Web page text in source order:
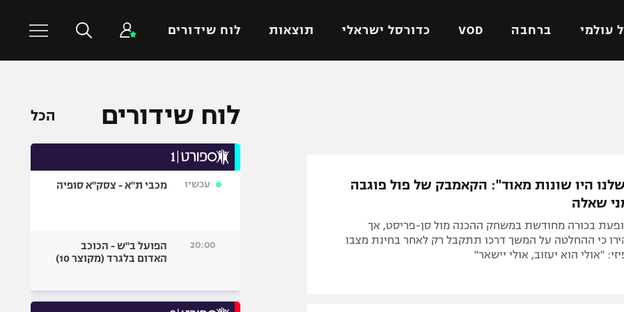
עולמי ברחבה VOD כדורסל ישראלי תוצאות לוח שידורים
ישראל
ליגה איטלקית
ליגה צרפתית
הפועל ירושלים
כדורסל עולמי
כדורעף
ספורט אולימפי
היאבקות WWE
היו שונות מאוד": הקאמבק של פול פוגבה
שאלה
בכורה מחודשת במשחק ההכנה מול סן-פריסט, אך
כי ההחלטה על המשך דרכו תתקבל רק לאחר בחינת מצבו
"אולי הוא יעזוב, אולי יישאר"
לוח שידורים הכל
עכשיו מכבי ת"א - צסק"א סופיה
20:00
הפועל ב"ש - הכוכב
האדום בלגרד (מקוצר 10)